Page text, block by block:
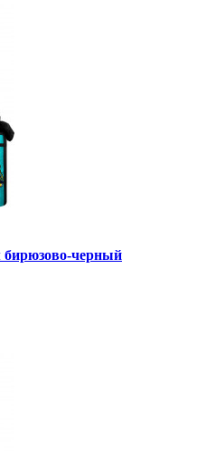
бирюзово-черный